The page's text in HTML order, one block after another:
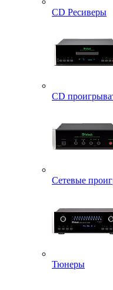
CD Ресиверы
CD
Сетевые
Тюнеры